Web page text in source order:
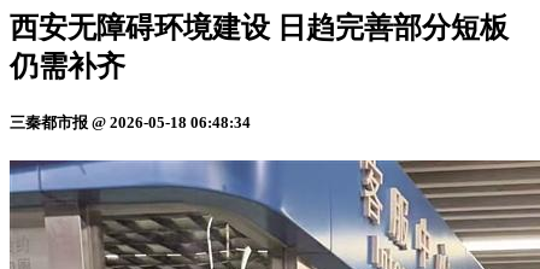
西安无障碍环境建设 日趋完善部分短板
仍需补齐
三秦都市报 @ 2026-05-18 06:48:34